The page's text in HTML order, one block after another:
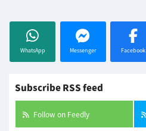
WhatsApp Messenger Facebook
Subscribe RSS feed
Follow on Feedly